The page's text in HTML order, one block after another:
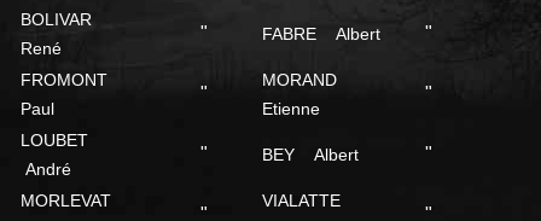
BOLIVAR
René
" FABRE Albert "
FROMONT
Paul
"
MORAND
Etienne
"
LOUBET
André
" BEY Albert "
MORLEVAT
"
VIALATTE
"